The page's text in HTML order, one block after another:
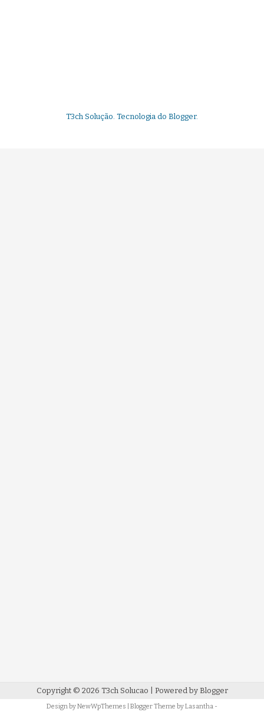
T3ch Solução. Tecnologia do Blogger.
Copyright © 2026 T3ch Solucao | Powered by Blogger
Design byNewWpThemes | Blogger Theme byLasantha -